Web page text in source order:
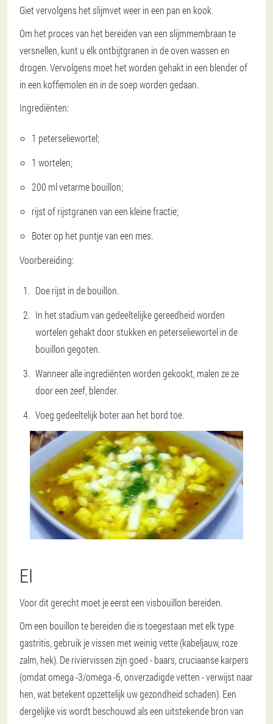
Giet vervolgens het slijmvet weer in een pan en kook.
Om het proces van het bereiden van een slijmmembraan te
versnellen, kunt u elk ontbijtgranen in de oven wassen en
drogen. Vervolgens moet het worden gehakt in een blender of
in een koffiemolen en in de soep worden gedaan.
Ingrediënten:
1 peterseliewortel;
1 wortelen;
200 ml vetarme bouillon;
rijst of rijstgranen van een kleine fractie;
Boter op het puntje van een mes.
Voorbereiding:
Doe rijst in de bouillon.
In het stadium van gedeeltelijke gereedheid worden
wortelen gehakt door stukken en peterseliewortel in de
bouillon gegoten.
Wanneer alle ingrediënten worden gekookt, malen ze ze
door een zeef, blender.
Voeg gedeeltelijk boter aan het bord toe.
EI
Voor dit gerecht moet je eerst een visbouillon bereiden.
Om een bouillon te bereiden die is toegestaan met elk type
gastritis, gebruik je vissen met weinig vette (kabeljauw, roze
zalm, hek). De riviervissen zijn goed - baars, cruciaanse karpers
(omdat omega -3/omega -6, onverzadigde vetten - verwijst naar
hen, wat betekent opzettelijk uw gezondheid schaden). Een
dergelijke vis wordt beschouwd als een uitstekende bron van